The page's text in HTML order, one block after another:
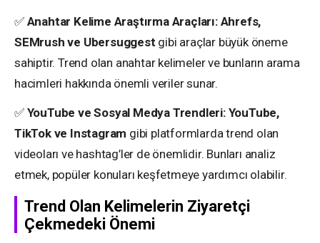
✅ Anahtar Kelime Araştırma Araçları: Ahrefs,
SEMrush ve Ubersuggest gibi araçlar büyük öneme
sahiptir. Trend olan anahtar kelimeler ve bunların arama
hacimleri hakkında önemli veriler sunar.
✅ YouTube ve Sosyal Medya Trendleri: YouTube,
TikTok ve Instagram gibi platformlarda trend olan
videoları ve hashtag’ler de önemlidir. Bunları analiz
etmek, popüler konuları keşfetmeye yardımcı olabilir.
Trend Olan Kelimelerin Ziyaretçi
Çekmedeki Önemi